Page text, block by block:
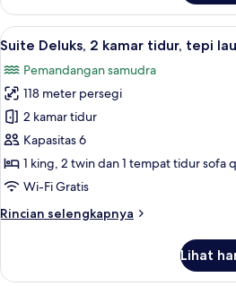
Suite
Deluks,
1
tidur,
tepi
laut
Lihat
semua
foto
untuk
Suite
Deluks,
2
kamar
tepi
6
Suite Deluks, 2 kamar tidur, tepi
Pemandangan samudra
118 meter persegi
2 kamar tidur
Kapasitas 6
1 king, 2 twin dan 1 tempat tidur sofa
Wi-Fi Gratis
Rincian selengkapnya
Rincian
Suite
Lihat